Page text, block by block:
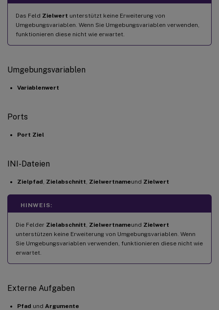
Das Feld Zielwert unterstützt keine Erweiterung von
Umgebungsvariablen. Wenn Sie Umgebungsvariablen verwenden,
funktionieren diese nicht wie erwartet.
Umgebungsvariablen
Variablenwert
Ports
Port Ziel
INI-Dateien
Zielpfad Zielabschnitt Zielwertnameund Zielwert
HINWEIS:
Die Felder Zielabschnitt Zielwertnameund Zielwert
unterstützen keine Erweiterung von Umgebungsvariablen. Wenn
Sie Umgebungsvariablen verwenden, funktionieren diese nicht wie
erwartet.
Externe Aufgaben
Pfad und Argumente